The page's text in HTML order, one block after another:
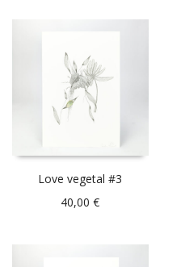
Love vegetal #3
40,00€